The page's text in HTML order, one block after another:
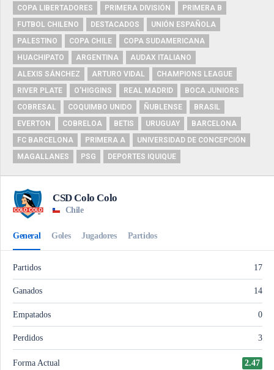
COPA LIBERTADORES
PRIMERA DIVISIÓN
PRIMERA B
FUTBOL CHILENO
DESTACADOS
UNIÓN ESPAÑOLA
PALESTINO
COPA CHILE
COPA SUDAMERICANA
HUACHIPATO
ARGENTINA
AUDAX ITALIANO
ALEXIS SÁNCHEZ
ARTURO VIDAL
CHAMPIONS LEAGUE
RIVER PLATE
O'HIGGINS REAL MADRID
BOCA JUNIORS
COBRESAL
COQUIMBO UNIDO ÑUBLENSE
BRASIL
EVERTON
COBRELOA BETIS URUGUAY
BARCELONA
FC BARCELONA
PRIMERA A
UNIVERSIDAD DE CONCEPCIÓN
MAGALLANES
PSG DEPORTES IQUIQUE